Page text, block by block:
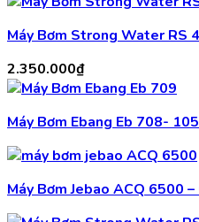
Máy Bơm Strong Water RS
2.350.000₫
Máy Bơm Ebang Eb 708-
Máy Bơm Jebao ACQ 6500